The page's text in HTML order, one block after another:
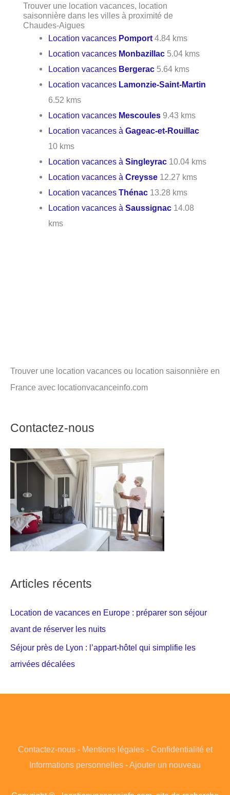
Trouver une location vacances, location
saisonnière dans les villes à proximité de
Chaudes-Aigues
Location vacances Pomport 4.84 kms
Location vacances Monbazillac 5.04 kms
Location vacances Bergerac 5.64 kms
Location vacances Lamonzie-Saint-Martin
6.52 kms
Location vacances Mescoules 9.43 kms
Location vacances àGageac-et-Rouillac
10 kms
Location vacances àSingleyrac 10.04 kms
Location vacances àCreysse 12.27 kms
Location vacancesThénac 13.28 kms
Location vacances àSaussignac 14.08
kms
Trouver une location vacances ou location saisonnière en
France avec locationvacanceinfo.com
Contactez-nous
Articles récents
Location de vacances en Europe : préparer son séjour
avant de réserver les nuits
Séjour près de Lyon : l’appart-hôtel qui simplifie les
arrivées décalées
Contactez-nous- Mentions légales- Confidentialité et
Informations personnelles -Ajouter un nouveau